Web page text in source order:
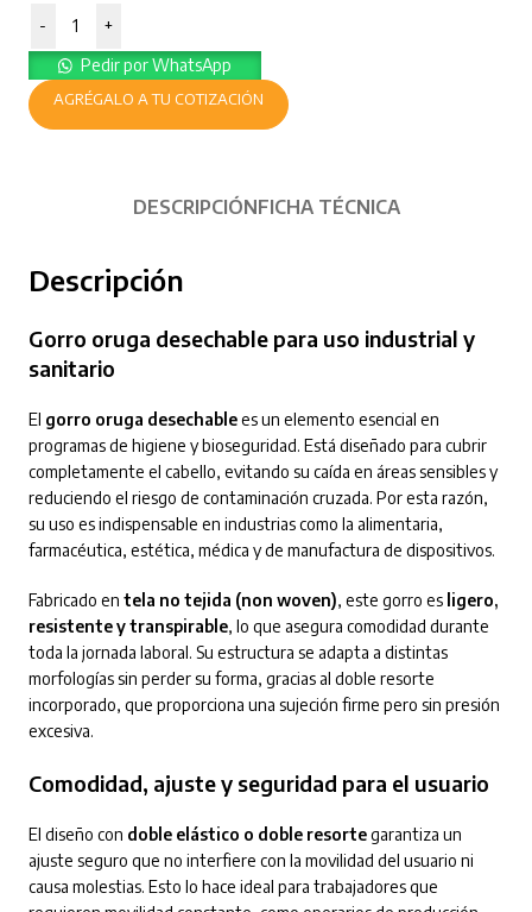
-
+
Pedir por WhatsApp
AGRÉGALO A TU COTIZACIÓN
DESCRIPCIÓNFICHA TÉCNICA
Descripción
Gorro oruga desechable para uso industrial y
sanitario
El gorro oruga desechablees un elemento esencial en
programas de higiene y bioseguridad. Está diseñado para cubrir
completamente el cabello, evitando su caída en áreas sensibles y
reduciendo el riesgo de contaminación cruzada. Por esta razón,
su uso es indispensable en industrias como la alimentaria,
farmacéutica, estética, médica y de manufactura de dispositivos.
Fabricado en tela no tejida (non woven), este gorro es ligero,
resistente y transpirable, lo que asegura comodidad durante
toda la jornada laboral. Su estructura se adapta a distintas
morfologías sin perder su forma, gracias al doble resorte
incorporado, que proporciona una sujeción firme pero sin presión
excesiva.
Comodidad, ajuste y seguridad para el usuario
El diseño con doble elástico o doble resortegarantiza un
ajuste seguro que no interfiere con la movilidad del usuario ni
causa molestias. Esto lo hace ideal para trabajadores que